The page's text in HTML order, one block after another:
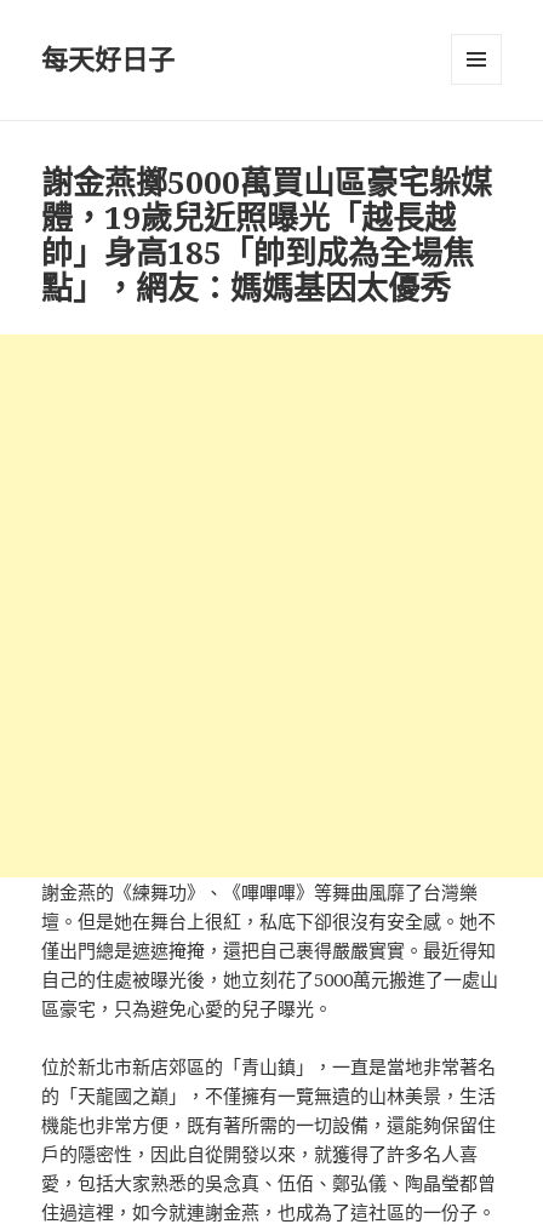
每天好日子
謝金燕擲5000萬買山區豪宅躲媒
體，19歲兒近照曝光「越長越
帥」身高185「帥到成為全場焦
點」，網友：媽媽基因太優秀
謝金燕的《練舞功》、《嗶嗶嗶》等舞曲風靡了台灣樂
壇。但是她在舞台上很紅，私底下卻很沒有安全感。她不
僅出門總是遮遮掩掩，還把自己裹得嚴嚴實實。最近得知
自己的住處被曝光後，她立刻花了5000萬元搬進了一處山
區豪宅，只為避免心愛的兒子曝光。
位於新北市新店郊區的「青山鎮」，一直是當地非常著名
的「天龍國之巔」，不僅擁有一覽無遺的山林美景，生活
機能也非常方便，既有著所需的一切設備，還能夠保留住
戶的隱密性，因此自從開發以來，就獲得了許多名人喜
愛，包括大家熟悉的吳念真、伍佰、鄭弘儀、陶晶瑩都曾
住過這裡，如今就連謝金燕，也成為了這社區的一份子。